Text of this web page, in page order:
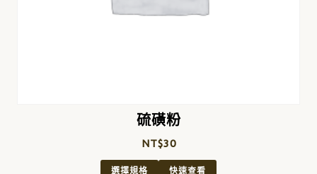
硫磺粉
NT$30
選擇規格 快速查看